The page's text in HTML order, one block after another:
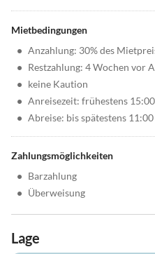
Mietbedingungen
• Anzahlung: 30% des
• Restzahlung: 4 Wochen vor
• keine Kaution
• Anreisezeit: frühestens
• Abreise: bis spätestens
Zahlungsmöglichkeiten
• Barzahlung
• Überweisung
Lage